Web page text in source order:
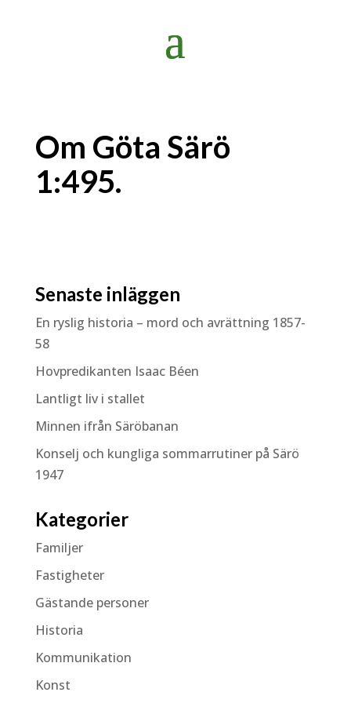
Om Göta Särö
1:495.
Senaste inläggen
En ryslig historia – mord och avrättning 1857-
58
Hovpredikanten Isaac Béen
Lantligt liv i stallet
Minnen ifrån Säröbanan
Konselj och kungliga sommarrutiner på Särö
1947
Kategorier
Familjer
Fastigheter
Gästande personer
Historia
Kommunikation
Konst